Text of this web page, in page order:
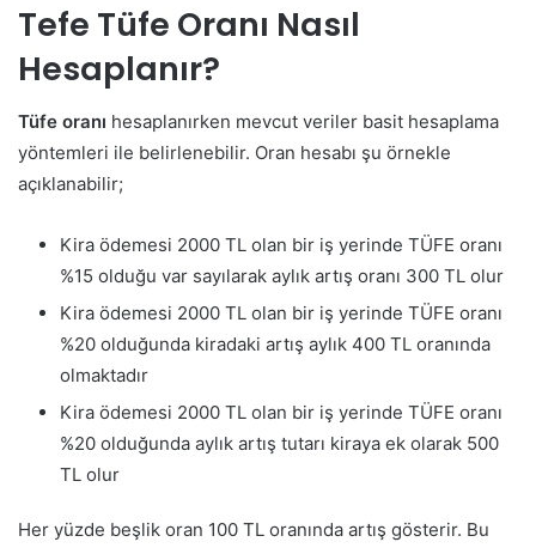
Tefe Tüfe Oranı Nasıl
Hesaplanır?
Tüfe oranı hesaplanırken mevcut veriler basit hesaplama
yöntemleri ile belirlenebilir. Oran hesabı şu örnekle
açıklanabilir;
Kira ödemesi 2000 TL olan bir iş yerinde TÜFE oranı
%15 olduğu var sayılarak aylık artış oranı 300 TL olur
Kira ödemesi 2000 TL olan bir iş yerinde TÜFE oranı
%20 olduğunda kiradaki artış aylık 400 TL oranında
olmaktadır
Kira ödemesi 2000 TL olan bir iş yerinde TÜFE oranı
%20 olduğunda aylık artış tutarı kiraya ek olarak 500
TL olur
Her yüzde beşlik oran 100 TL oranında artış gösterir. Bu